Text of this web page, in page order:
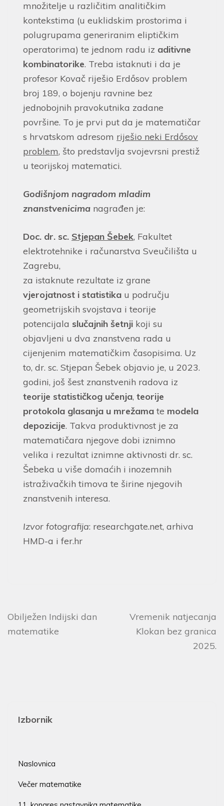
množitelje u različitim analitičkim
kontekstima (u euklidskim prostorima i
polugrupama generiranim eliptičkim
operatorima) te jednom radu iz aditivne
kombinatorike. Treba istaknuti i da je
profesor Kovač riješio Erdősov problem
broj 189, o bojenju ravnine bez
jednobojnih pravokutnika zadane
površine. To je prvi put da je matematičar
s hrvatskom adresom riješio neki Erdősov
problem, što predstavlja svojevrsni prestiž
u teorijskoj matematici.
Godišnjom nagradom mladim
znanstvenicima nagrađen je:
Doc. dr. sc. Stjepan Šebek, Fakultet
elektrotehnike i računarstva Sveučilišta u
Zagrebu,
za istaknute rezultate iz grane
vjerojatnost i statistika u području
geometrijskih svojstava i teorije
potencijala slučajnih šetnji koji su
objavljeni u dva znanstvena rada u
cijenjenim matematičkim časopisima. Uz
to, dr. sc. Stjepan Šebek objavio je, u 2023.
godini, još šest znanstvenih radova iz
teorije statističkog učenja, teorije
protokola glasanja u mrežama te modela
depozicije. Takva produktivnost je za
matematičara njegove dobi iznimno
velika i rezultat iznimne aktivnosti dr. sc.
Šebeka u više domaćih i inozemnih
istraživačkih timova te širine njegovih
znanstvenih interesa.
Izvor fotografija: researchgate.net, arhiva
HMD-a i fer.hr
Obilježen Indijski dan
matematike
Vremenik natjecanja
Klokan bez granica
2025.
Izbornik
Naslovnica
Večer matematike